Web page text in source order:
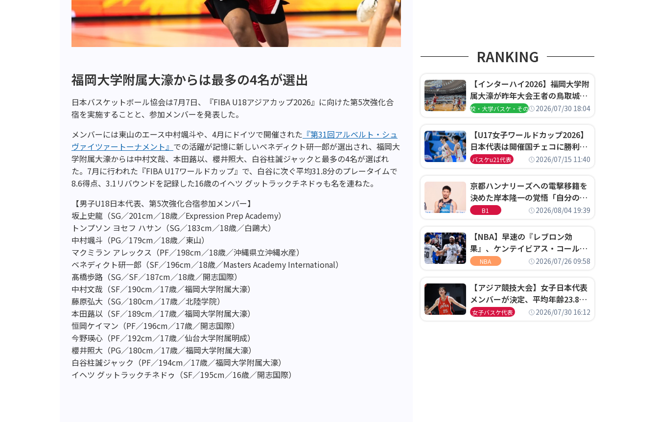
福岡大学附属大濠からは最多の4名が選出
日本バスケットボール協会は7月7日、『FIBA U18アジアカップ2026』に向けた第5次強化合
宿を実施することと、参加メンバーを発表した。
メンバーには東山のエース中村颯斗や、4月にドイツで開催された 『第31回アルベルト・シュ
ヴァイツァートーナメント』 での活躍が記憶に新しいベネディクト研一郎が選出され、福岡大
学附属大濠からは中村文哉、本田蕗以、櫻井照大、白谷柱誠ジャックと最多の4名が選ばれ
た。7月に行われた『FIBA U17ワールドカップ』で、白谷に次ぐ平均31.8分のプレータイムで
8.6得点、3.1リバウンドを記録した16歳のイヘツ グットラックチネドゥも名を連ねた。
【男子U18日本代表、第5次強化合宿参加メンバー】
坂上史龍（SG／201cm／18歳／Expression Prep Academy）
トンプソン ヨセフ ハサン（SG／183cm／18歳／白鷗大）
中村颯斗（PG／179cm／18歳／東山）
マクミラン アレックス（PF／198cm／18歳／沖縄県立沖縄水産）
ベネディクト研一郎（SF／196cm／18歳／Masters Academy International）
髙橋歩路（SG／SF／187cm／18歳／開志国際）
中村文哉（SF／190cm／17歳／福岡大学附属大濠）
藤原弘大（SG／180cm／17歳／北陸学院）
本田蕗以（SF／189cm／17歳／福岡大学附属大濠）
恒岡ケイマン（PF／196cm／17歳／開志国際）
今野瑛心（PF／192cm／17歳／仙台大学附属明成）
櫻井照大（PG／180cm／17歳／福岡大学附属大濠）
白谷柱誠ジャック（PF／194cm／17歳／福岡大学附属大濠）
イヘツ グットラックチネドゥ（SF／195cm／16歳／開志国際）
RANKING
【インターハイ2026】福岡大学附
属大濠が昨年大会王者の鳥取城北
を撃破、大阪薫英女学院は岐阜女
高校・大学バスケ・その他2026/07/30 18:04
【U17女子ワールドカップ2026】
日本代表は開催国チェコに勝利し
て予選グループ3連勝で首位通
決定
バスケu21代表 2026/07/15 11:40
京都ハンナリーズへの電撃移籍を
決めた岸本隆一の覚悟「自分のエ
ゴというちっぽけなことのため
B1 2026/08/04 19:39
【NBA】早速の『レブロン効
果』、ケンテイビアス・コールド
ウェル・ポープがセブンティシク
NBA 2026/07/26 09:58
【アジア競技大会】女子日本代表
メンバーが決定、平均年齢23.8歳
のフレッシュなメンバーが日本開
女子バスケ代表 2026/07/30 16:12